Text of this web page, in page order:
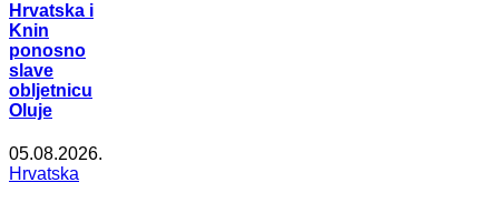
Hrvatska i
Knin
ponosno
slave
obljetnicu
Oluje
05.08.2026.
Hrvatska